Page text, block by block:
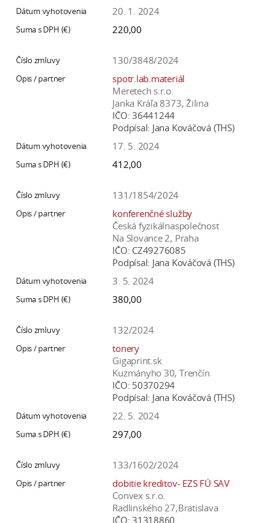
20. 1. 2024
220,00
130/3848/2024
spotr.lab.materiál
Meretech s.r.o.
Janka Kráľa 8373, Žilina
IČO: 36441244
Podpísal: Jana Kováčová (THS)
17. 5. 2024
412,00
131/1854/2024
konferenčné služby
Česká fyzikálnaspolečnost
Na Slovance 2, Praha
IČO: CZ49276085
Podpísal: Jana Kováčová (THS)
3. 5. 2024
380,00
132/2024
tonery
Gigaprint.sk
Kuzmányho 30, Trenčín
IČO: 50370294
Podpísal: Jana Kováčová (THS)
22. 5. 2024
297,00
133/1602/2024
dobitie kreditov- EZS FÚ SAV
Convex s.r.o.
Radlinského 27,Bratislava
IČO: 31318860